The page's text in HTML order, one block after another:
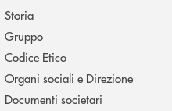
Storia
Gruppo
Codice Etico
Organi sociali e Direzione
Documenti societari